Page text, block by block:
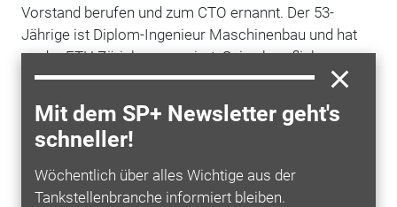
Mit dem SP+ Newsletter geht's
schneller!
Wöchentlich über alles Wichtige aus der
Tankstellenbranche informiert bleiben.
Vorstand berufen und zum CTO ernannt. Der 53-
Jährige ist Diplom-Ingenieur Maschinenbau und hat
an der ETH Zürich promoviert. Seine beruflichen
Stationen waren wissenschaftlicher Mitarbeiter am
Institut für Robotik und Mechatronik des Deutschen
Zentrums für Luft- und Raumfahrt, Leiter Forschung &
Entwicklung bei Kuka Roboter und Mitglied der
Geschäftsleitung bei Kuka Laboratories. Zuletzt war
er seit 2014 Vice President Engineering &